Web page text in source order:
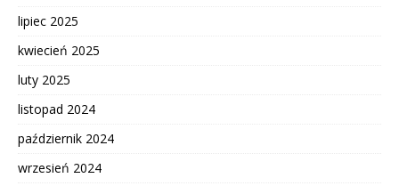
lipiec 2025
kwiecień 2025
luty 2025
listopad 2024
październik 2024
wrzesień 2024